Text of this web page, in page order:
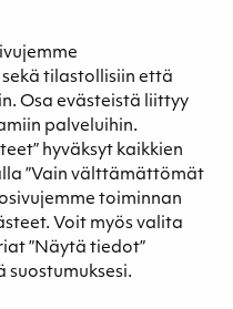
tilastollisiin että
Osa evästeistä liittyy
palveluihin.
hyväksyt kaikkien
”Vain välttämättömät
toiminnan
Voit myös valita
”Näytä tiedot”